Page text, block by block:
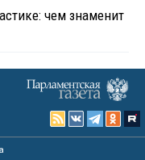
чем знаменит